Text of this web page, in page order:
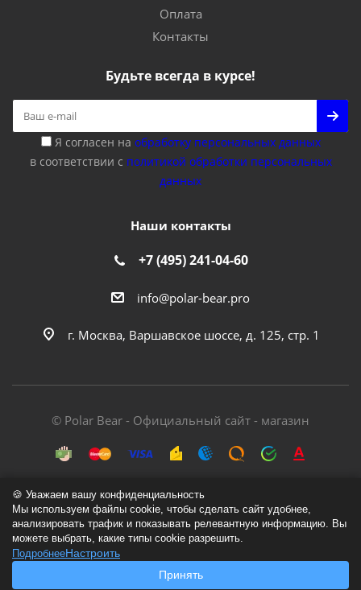
Оплата
Контакты
Будьте всегда в курсе!
Я согласен на обработку персональных данных
в соответствии с политикой обработки персональных
данных
Наши контакты
+7 (495) 241-04-60
info@polar-bear.pro
г. Москва, Варшавское шоссе, д. 125, стр. 1
© Polar Bear - Официальный сайт - магазин
Политика обработки персональных данных
Согласие на обработку персональных данных
Согласие на обработку cookie-файлов
🍪 Уважаем вашу конфиденциальность
Мы используем файлы cookie, чтобы сделать сайт удобнее,
анализировать трафик и показывать релевантную информацию. Вы
можете выбрать, какие типы cookie разрешить.
ПодробнееНастроить
Принять